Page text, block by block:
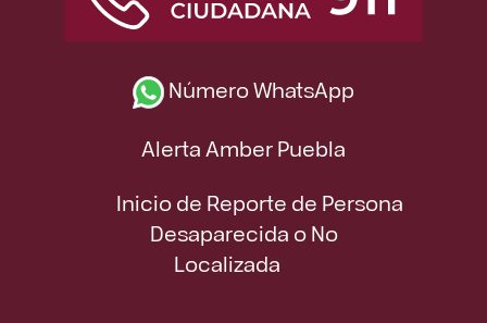
Número WhatsApp
Alerta Amber Puebla
Inicio de Reporte de Persona
Desaparecida o No
Localizada